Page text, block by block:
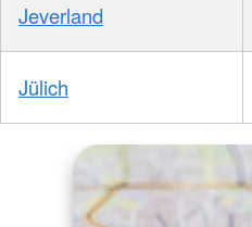
Jeverland
Jülich